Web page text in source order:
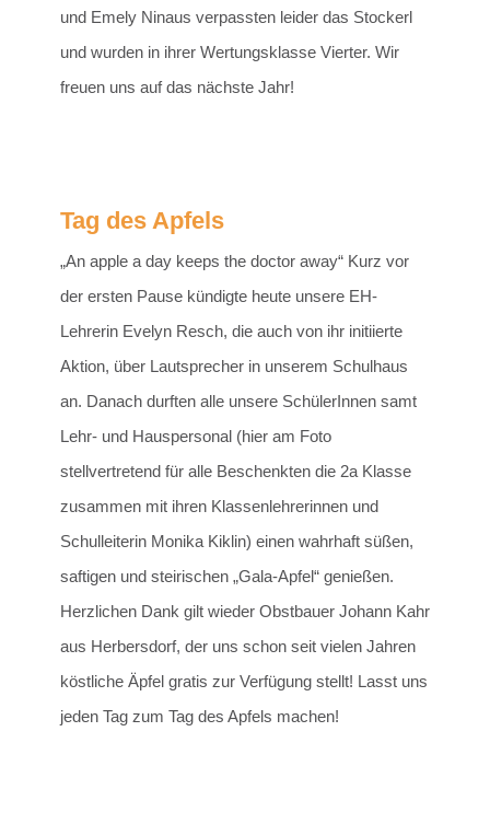
und Emely Ninaus verpassten leider das Stockerl
und wurden in ihrer Wertungsklasse Vierter. Wir
freuen uns auf das nächste Jahr!
Tag des Apfels
„An apple a day keeps the doctor away“ Kurz vor
der ersten Pause kündigte heute unsere EH-
Lehrerin Evelyn Resch, die auch von ihr initiierte
Aktion, über Lautsprecher in unserem Schulhaus
an. Danach durften alle unsere SchülerInnen samt
Lehr- und Hauspersonal (hier am Foto
stellvertretend für alle Beschenkten die 2a Klasse
zusammen mit ihren Klassenlehrerinnen und
Schulleiterin Monika Kiklin) einen wahrhaft süßen,
saftigen und steirischen „Gala-Apfel“ genießen.
Herzlichen Dank gilt wieder Obstbauer Johann Kahr
aus Herbersdorf, der uns schon seit vielen Jahren
köstliche Äpfel gratis zur Verfügung stellt! Lasst uns
jeden Tag zum Tag des Apfels machen!